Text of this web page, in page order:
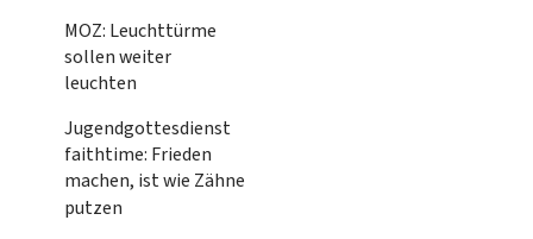
MOZ: Leuchttürme
sollen weiter
leuchten
Jugendgottesdienst
faithtime: Frieden
machen, ist wie Zähne
putzen